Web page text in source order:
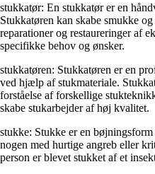
stukkatør: En stukkatør er en
Stukkatøren kan skabe smukke
reparationer og restaureringer af
specifikke behov og ønsker.
stukkatøren: Stukkatøren er en
ved hjælp af stukmateriale.
forståelse af forskellige
skabe stukarbejder af høj kvalitet.
stukke: Stukke er en
nogen med hurtige angreb eller
person er blevet stukket af et